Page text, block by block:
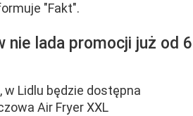
"Fakt".
nie lada promocji już od 6
w Lidlu będzie dostępna
Air Fryer XXL